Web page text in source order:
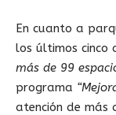
En cuanto a
los últimos cinco
más de 99
programa
atención de más